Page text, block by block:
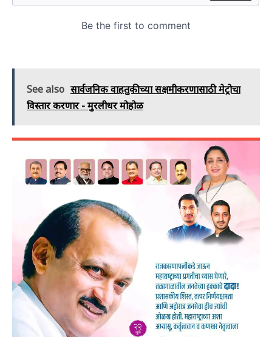
See also सार्वजनिक वाहतुकीच्या सक्षमीकरणासाठी मेट्रोचा
विस्तार करणार - मुरलीधर मोहोळ